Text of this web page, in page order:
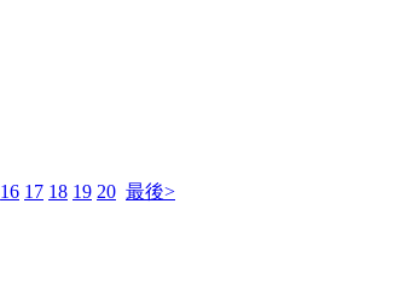
16 17 18 19 20 最後>